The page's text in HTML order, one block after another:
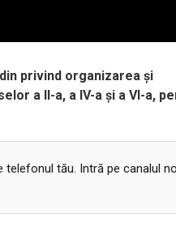
privind organizarea și
a II-a, a IV-a și a VI-a,
tău. Intră pe canalul